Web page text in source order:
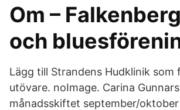
Om –
och
Lägg till Strandens Hudklinik som
utövare. noImage. Carina
månadsskiftet september/